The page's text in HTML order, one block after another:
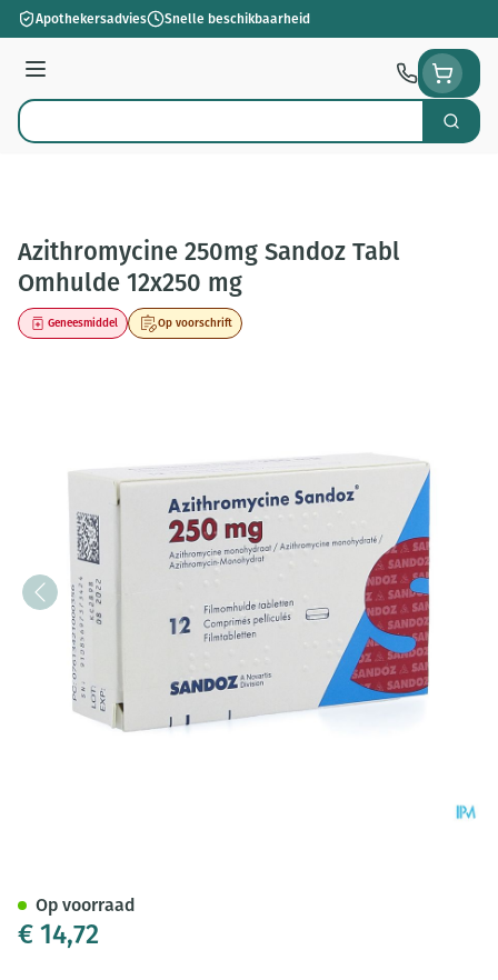
Ga naar de inhoud
Apothekersadvies Snelle beschikbaarheid
Menu
Product, merk, categorie... Zoek
Azithromycine 250mg Sandoz Tabl
Omhulde 12x250 mg
Op voorschrift
Geneesmiddel
€ 14,72
Op voorraad